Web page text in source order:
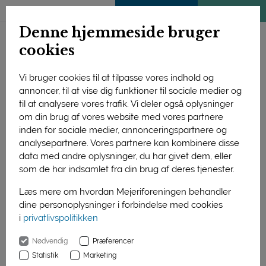
Denne hjemmeside bruger
cookies
Vi bruger cookies til at tilpasse vores indhold og
annoncer, til at vise dig funktioner til sociale medier og
til at analysere vores trafik. Vi deler også oplysninger
om din brug af vores website med vores partnere
inden for sociale medier, annonceringspartnere og
analysepartnere. Vores partnere kan kombinere disse
data med andre oplysninger, du har givet dem, eller
som de har indsamlet fra din brug af deres tjenester.
Læs mere om hvordan Mejeriforeningen behandler
dine personoplysninger i forbindelse med cookies
i privatlivspolitikken
Nødvendig
Præferencer
Statistik
Marketing
01. januar 2016